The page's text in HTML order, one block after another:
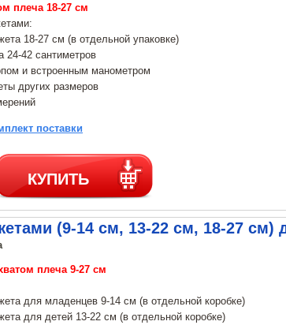
плеча 18-27 см
18-27 см (в отдельной упаковке)
24-42 сантиметров
и встроенным манометром
других размеров
поставки
КУПИТЬ
(9-14 см, 13-22 см, 18-27 см)
плеча 9-27 см
для младенцев 9-14 см (в отдельной коробке)
для детей 13-22 см (в отдельной коробке)